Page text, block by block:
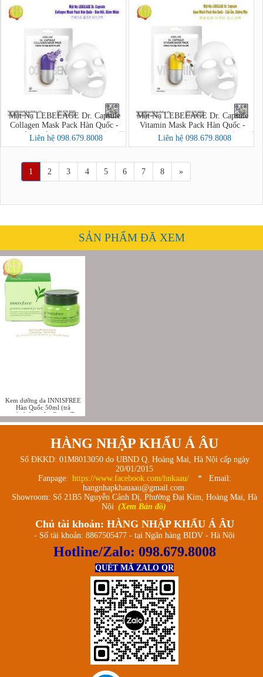
Mặt Nạ LEBELAGE Dr. Capsule
Collagen Mask Pack Hàn Quốc -
Đàn Hồi, Giảm Nhăn - 르베라쥬 콜
라겐 마스크팩
Liên hệ 098.679.8008
Mặt Nạ LEBELAGE Dr. Capsule
Vitamin Mask Pack Hàn Quốc -
Dưỡng Da, Sáng Mịn - 르베라쥬 비
타민 마스크팩
Liên hệ 098.679.8008
1 2 3 4 5 6 7 8 »
SẢN PHẨM ĐÃ XEM
Kem dưỡng da INNISFREE
Hàn Quốc 50ml (trà
xanh,dưỡng sâu-Green Tea
Balancing Cream EX)
HÀNG NHẬP KHẨU Á ÂU
Số ĐKKD: 01M8013050 do UBND Q. Hoàng Mai, Hà Nội cấp ngày
20/01/2015
Fanpage: https://www.facebook.com/hnkaau/
* Email:
hangnhapkhauaau@gmail.com
Showroom: Số 21B5 Nguyễn Cảnh Dị, Phường Đại Kim, Hoàng Mai, Hà
Nội (Xem Bản đồ)
Chủ tài khoản: HÀNG NHẬP KHẨU Á ÂU
- Số tài khoản: 8867505477 - tại Ngân hàng BIDV - Hà Nội
Hotline/Zalo: 098.679.8008
QUÉT MÃ ZALO QR